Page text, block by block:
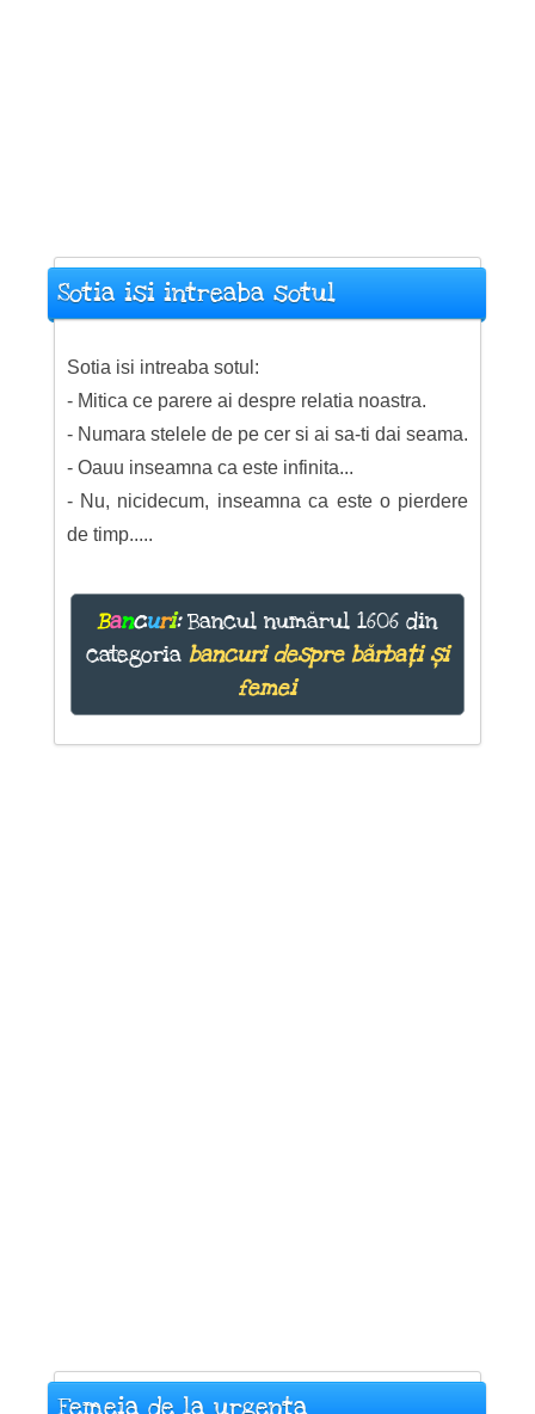
Sotia isi intreaba sotul
Sotia isi intreaba sotul:
- Mitica ce parere ai despre relatia noastra.
- Numara stelele de pe cer si ai sa-ti dai seama.
- Oauu inseamna ca este infinita...
- Nu, nicidecum, inseamna ca este o pierdere
de timp.....
Bancuri:Bancul numărul 1606 din
categoria bancuri despre bărbați și
femei
Femeia de la urgenta